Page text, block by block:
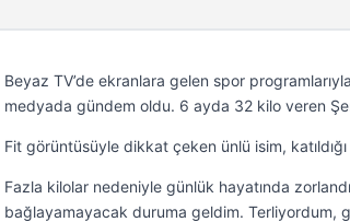
Beyaz TV’de ekranlara gelen spor
medyada gündem oldu. 6 ayda 32 kilo veren
Fit görüntüsüyle dikkat çeken ünlü isim,
Fazla kilolar nedeniyle günlük hayatında
bağlayamayacak duruma geldim. Terliyordum,